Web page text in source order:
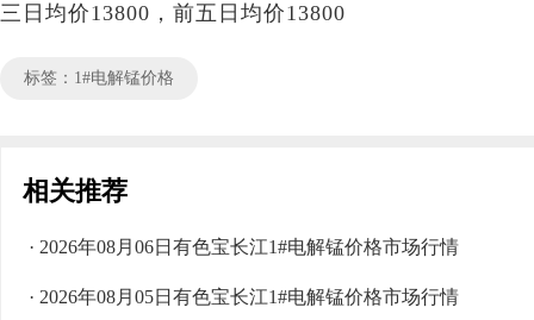
三日均价13800，前五日均价13800
标签：1#电解锰价格
相关推荐
· 2026年08月06日有色宝长江1#电解锰价格市场行情
· 2026年08月05日有色宝长江1#电解锰价格市场行情